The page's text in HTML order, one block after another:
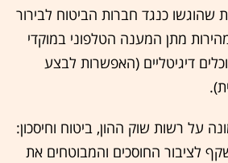
שהוגשו כנגד חברות הביטוח לבירור
מתן המענה הטלפוני במוקדי
דיגיטליים (האפשרות לבצע
על רשות שוק ההון, ביטוח וחיסכון:
לציבור החוסכים והמבוטחים את